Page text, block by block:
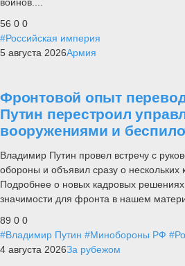
воинов....
56 0 0
#Российская империя
5 августа 2026Армия
Фронтовой опыт
Путин перестроил
вооружениями и
Владимир Путин провел встречу с
обороны и объявил сразу о нескольких
Подробнее о новых кадровых решениях
значимости для фронта в нашем
89 0 0
#Владимир Путин #Минобороны РФ
4 августа 2026За рубежом